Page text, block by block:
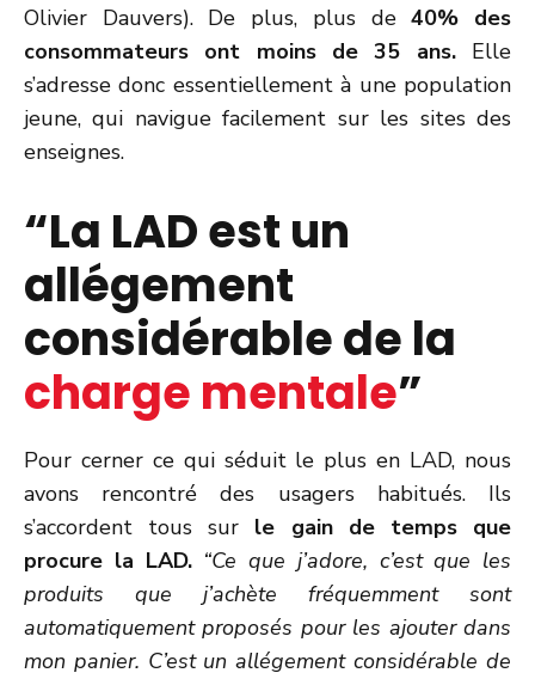
Olivier Dauvers). De plus, plus de40% des
consommateurs ont moins de 35 ans.Elle
s’adresse donc essentiellement à une population
jeune, qui navigue facilement sur les sites des
enseignes.
“La LAD est un
allégement
considérable de la
charge mentale”
Pour cerner ce qui séduit le plus en LAD, nous
avons rencontré des usagers habitués. Ils
s’accordent tous sur le gain de temps que
procure la LAD. “Ce que j’adore, c’est que les
produits que j’achète fréquemment sont
automatiquement proposés pour les ajouter dans
mon panier. C’est un allégement considérable de